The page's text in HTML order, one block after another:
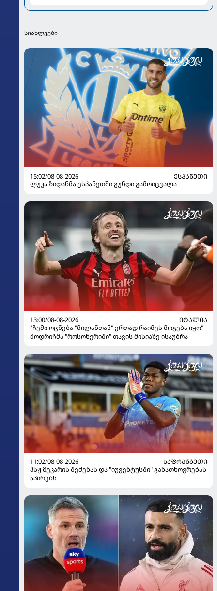
სიახლეები
15:02/08-08-2026
ᲔᲡᲞᲐᲜᲔᲗᲘ
ლუკა ზიდანმა ესპანეთში გუნდი გამოიცვალა
13:00/08-08-2026
ᲘᲢᲐᲚᲘᲐ
"ჩემი ოცნება "მილანთან" ერთად რაიმეს მოგება იყო" -
მოდრიჩმა "როსონერიში" თავის მისიაზე ისაუბრა
11:02/08-08-2026
ᲡᲐᲤᲠᲐᲜᲒᲔᲗᲘ
პსჟ მეკარის შეძენას და "იუვენტუსში" განათხოვრებას
აპირებს